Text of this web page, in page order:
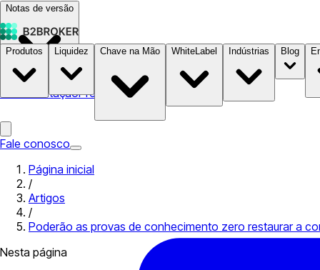
Notas de versão
DocumentaçãoPreços B2STORE
Produtos Liquidez Chave na Mão WhiteLabel Indústrias Blog
Fale conosco
Página inicial
/
Artigos
/
Poderão as provas de conhecimento zero restaurar a
Nesta página